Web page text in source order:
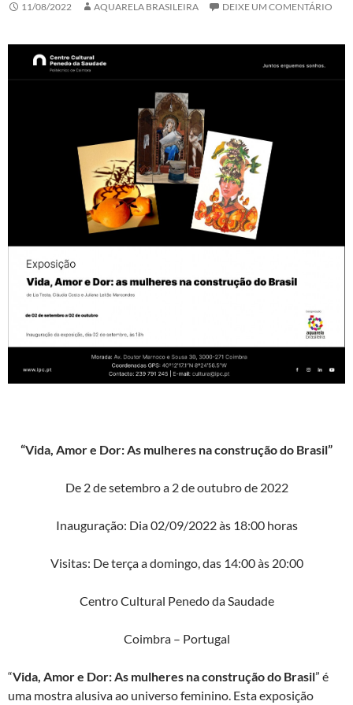
11/08/2022 AQUARELA BRASILEIRA DEIXE UM COMENTÁRIO
“Vida, Amor e Dor: As mulheres na construção do Brasil”
De 2 de setembro a 2 de outubro de 2022
Inauguração: Dia 02/09/2022 às 18:00 horas
Visitas: De terça a domingo, das 14:00 às 20:00
Centro Cultural Penedo da Saudade
Coimbra – Portugal
“Vida, Amor e Dor: As mulheres na construção do Brasil” é
uma mostra alusiva ao universo feminino. Esta exposição